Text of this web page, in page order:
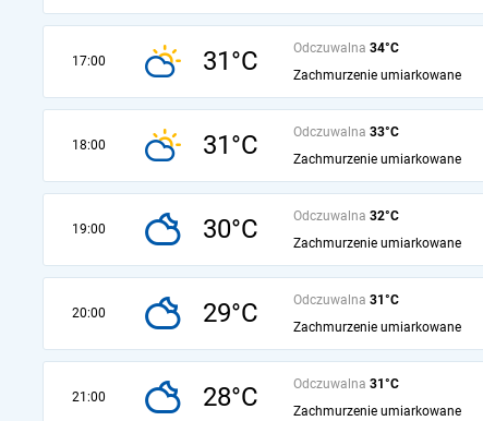
17:00 31°C Odczuwalna 34°C
Zachmurzenie umiarkowane
18:00 31°C Odczuwalna 33°C
Zachmurzenie umiarkowane
19:00 30°C Odczuwalna 32°C
Zachmurzenie umiarkowane
20:00 29°C Odczuwalna 31°C
Zachmurzenie umiarkowane
21:00 28°C Odczuwalna 31°C
Zachmurzenie umiarkowane